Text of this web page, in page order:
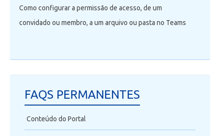
Como configurar a permissão de acesso, de um
convidado ou membro, a um arquivo ou pasta no Teams
FAQS PERMANENTES
Conteúdo do Portal